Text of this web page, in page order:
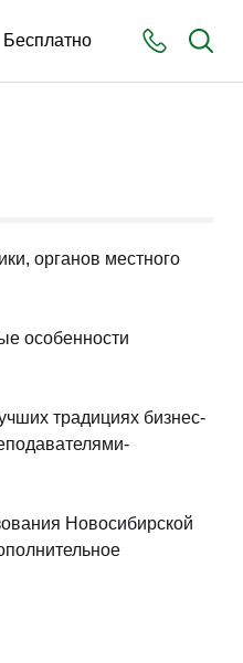
Бесплатно
органов местного
особенности
традициях бизнес-
Новосибирской